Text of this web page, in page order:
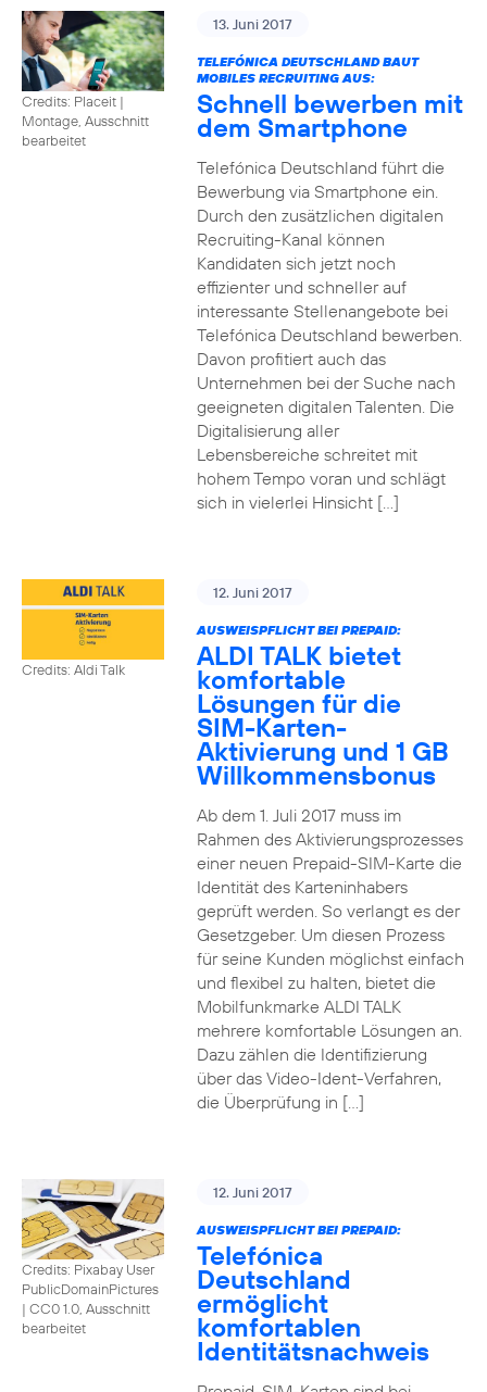
Credits: Placeit |
Montage, Ausschnitt
bearbeitet
13. Juni 2017
TELEFÓNICA DEUTSCHLAND BAUT
MOBILES RECRUITING AUS:
Schnell bewerben mit
dem Smartphone
Telefónica Deutschland führt die
Bewerbung via Smartphone ein.
Durch den zusätzlichen digitalen
Recruiting-Kanal können
Kandidaten sich jetzt noch
effizienter und schneller auf
interessante Stellenangebote bei
Telefónica Deutschland bewerben.
Davon profitiert auch das
Unternehmen bei der Suche nach
geeigneten digitalen Talenten. Die
Digitalisierung aller
Lebensbereiche schreitet mit
hohem Tempo voran und schlägt
sich in vielerlei Hinsicht […]
Credits: Aldi Talk
12. Juni 2017
AUSWEISPFLICHT BEI PREPAID:
ALDI TALK bietet
komfortable
Lösungen für die
SIM-Karten-
Aktivierung und 1 GB
Willkommensbonus
Ab dem 1. Juli 2017 muss im
Rahmen des Aktivierungsprozesses
einer neuen Prepaid-SIM-Karte die
Identität des Karteninhabers
geprüft werden. So verlangt es der
Gesetzgeber. Um diesen Prozess
für seine Kunden möglichst einfach
und flexibel zu halten, bietet die
Mobilfunkmarke ALDI TALK
mehrere komfortable Lösungen an.
Dazu zählen die Identifizierung
über das Video-Ident-Verfahren,
die Überprüfung in […]
Credits: Pixabay User
PublicDomainPictures
| CC0 1.0, Ausschnitt
bearbeitet
12. Juni 2017
AUSWEISPFLICHT BEI PREPAID:
Telefónica
Deutschland
ermöglicht
komfortablen
Identitätsnachweis